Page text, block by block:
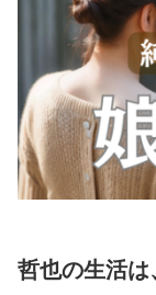
哲也の生活